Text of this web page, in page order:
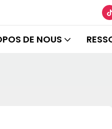
DE NOUS